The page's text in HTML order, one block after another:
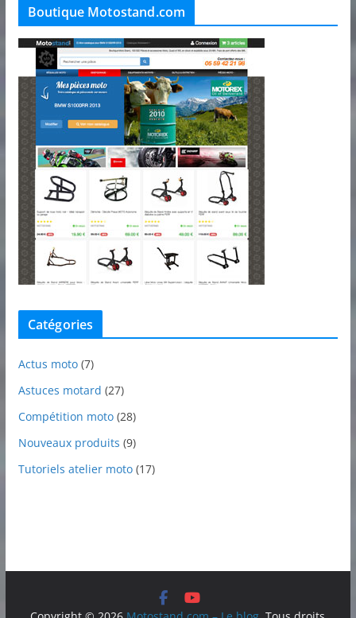
Boutique Motostand.com
Catégories
Actus moto(7)
Astuces motard (27)
Compétition moto(28)
Nouveaux produits (9)
Tutoriels atelier moto(17)